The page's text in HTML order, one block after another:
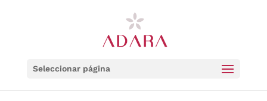
Seleccionar página